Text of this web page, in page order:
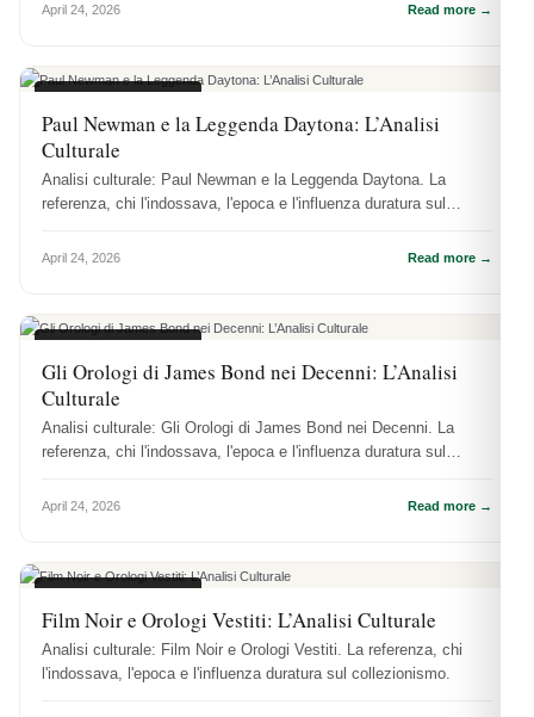
April 24, 2026 Read more →
Paul Newman e la Leggenda Daytona: L’Analisi
Culturale
Analisi culturale: Paul Newman e la Leggenda Daytona. La
referenza, chi l'indossava, l'epoca e l'influenza duratura sul
April 24, 2026 Read more →
Gli Orologi di James Bond nei Decenni: L’Analisi
Culturale
Analisi culturale: Gli Orologi di James Bond nei Decenni. La
referenza, chi l'indossava, l'epoca e l'influenza duratura sul
April 24, 2026 Read more →
Film Noir e Orologi Vestiti: L’Analisi Culturale
Analisi culturale: Film Noir e Orologi Vestiti. La referenza, chi
l'indossava, l'epoca e l'influenza duratura sul collezionismo.